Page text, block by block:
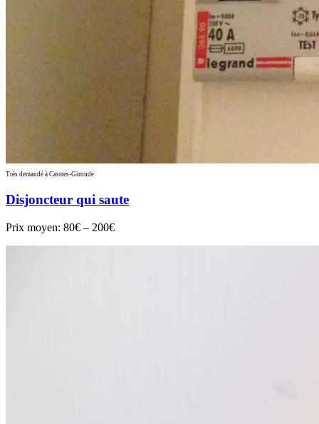
Très demandé à Castres-Gironde
Disjoncteur qui saute
Prix moyen: 80€ – 200€